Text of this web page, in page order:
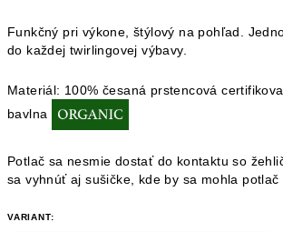
Funkčný pri výkone, štýlový na pohľad.
do každej twirlingovej výbavy.
Materiál: 100% česaná prstencová
bavlna
Potlač sa nesmie dostať do kontaktu so
sa vyhnúť aj sušičke, kde by sa mohla potlač
VARIANT: